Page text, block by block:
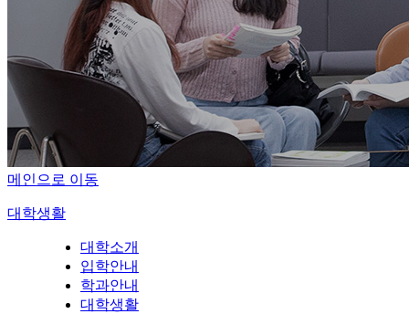
메인으로 이동
대학생활
대학소개
입학안내
학과안내
대학생활